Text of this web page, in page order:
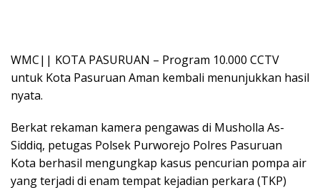
WMC|| KOTA PASURUAN – Program 10.000 CCTV
untuk Kota Pasuruan Aman kembali menunjukkan hasil
nyata.
Berkat rekaman kamera pengawas di Musholla As-
Siddiq, petugas Polsek Purworejo Polres Pasuruan
Kota berhasil mengungkap kasus pencurian pompa air
yang terjadi di enam tempat kejadian perkara (TKP)